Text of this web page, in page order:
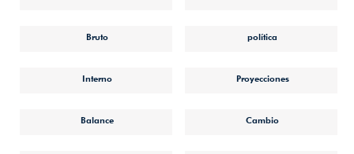
Bruto política
Interno Proyecciones
Balance Cambio